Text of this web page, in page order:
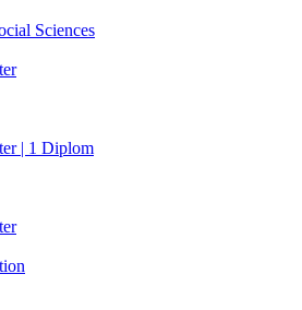
Sciences
| 1 Diplom